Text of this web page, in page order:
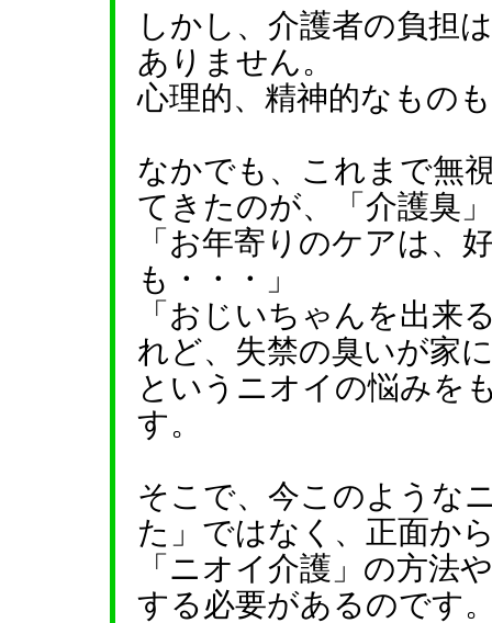
しかし、介護者の負担
ありません。
心理的、精神的なもの
なかでも、これまで無
てきたのが、「介護臭
「お年寄りのケアは、
も・・・」
「おじいちゃんを出来
れど、失禁の臭いが家
というニオイの悩みを
す。
そこで、今このような
た」ではなく、正面か
「ニオイ介護」の方法
する必要があるのです